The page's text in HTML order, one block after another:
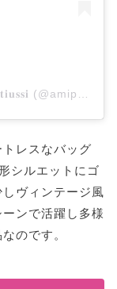
レスなバッグ
シルエットにゴ
ヴィンテージ風
ンで活躍し多様
のです。